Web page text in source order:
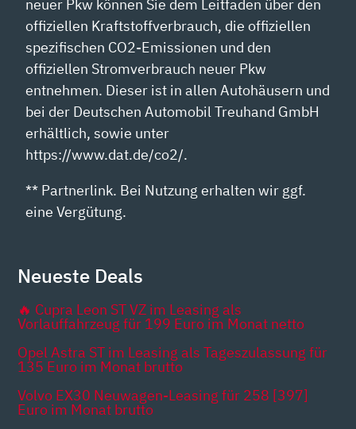
neuer Pkw können Sie dem Leitfaden über den
offiziellen Kraftstoffverbrauch, die offiziellen
spezifischen CO2-Emissionen und den
offiziellen Stromverbrauch neuer Pkw
entnehmen. Dieser ist in allen Autohäusern und
bei der Deutschen Automobil Treuhand GmbH
erhältlich, sowie unter
https://www.dat.de/co2/.
** Partnerlink. Bei Nutzung erhalten wir ggf.
eine Vergütung.
Neueste Deals
🔥 Cupra Leon ST VZ im Leasing als
Vorlauffahrzeug für 199 Euro im Monat netto
Opel Astra ST im Leasing als Tageszulassung für
135 Euro im Monat brutto
Volvo EX30 Neuwagen-Leasing für 258 [397]
Euro im Monat brutto